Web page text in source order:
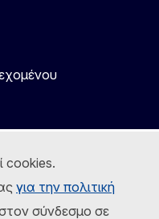
cookies.
για την πολιτική
σύνδεσμο σε